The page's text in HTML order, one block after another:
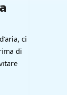
la
d'aria,